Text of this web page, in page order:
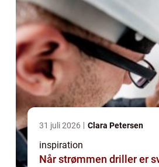
31 juli 2026 Clara Petersen
inspiration
Når strømmen driller er